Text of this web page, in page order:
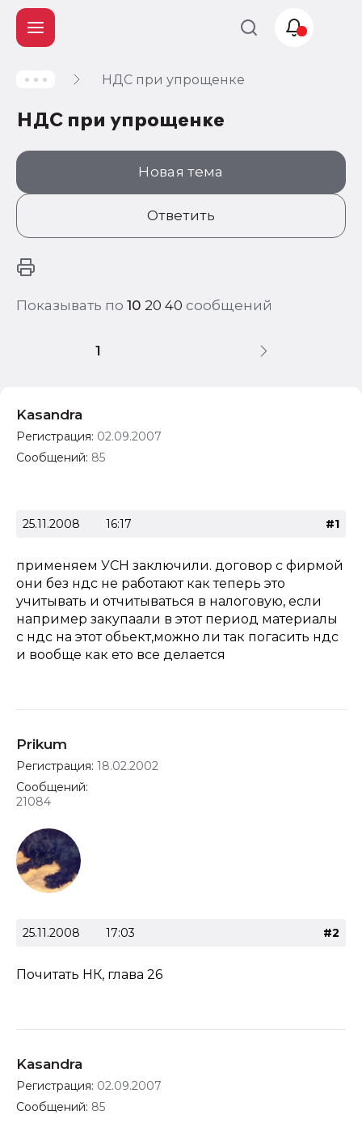
НДС при упрощенке
НДС при упрощенке
Новая тема
Ответить
Показывать по 10 20 40 сообщений
1
Kasandra
Регистрация: 02.09.2007
Сообщений: 85
25.11.2008 16:17 #1
применяем УСН заключили. договор с фирмой
они без ндс не работают как теперь это
учитывать и отчитываться в налоговую, если
например закупаали в этот период материалы
с ндс на этот обьект,можно ли так погасить ндс
и вообще как ето все делается
Prikum
Регистрация: 18.02.2002
Сообщений:
21084
25.11.2008 17:03 #2
Почитать НК, глава 26
Kasandra
Регистрация: 02.09.2007
Сообщений: 85
Учет и